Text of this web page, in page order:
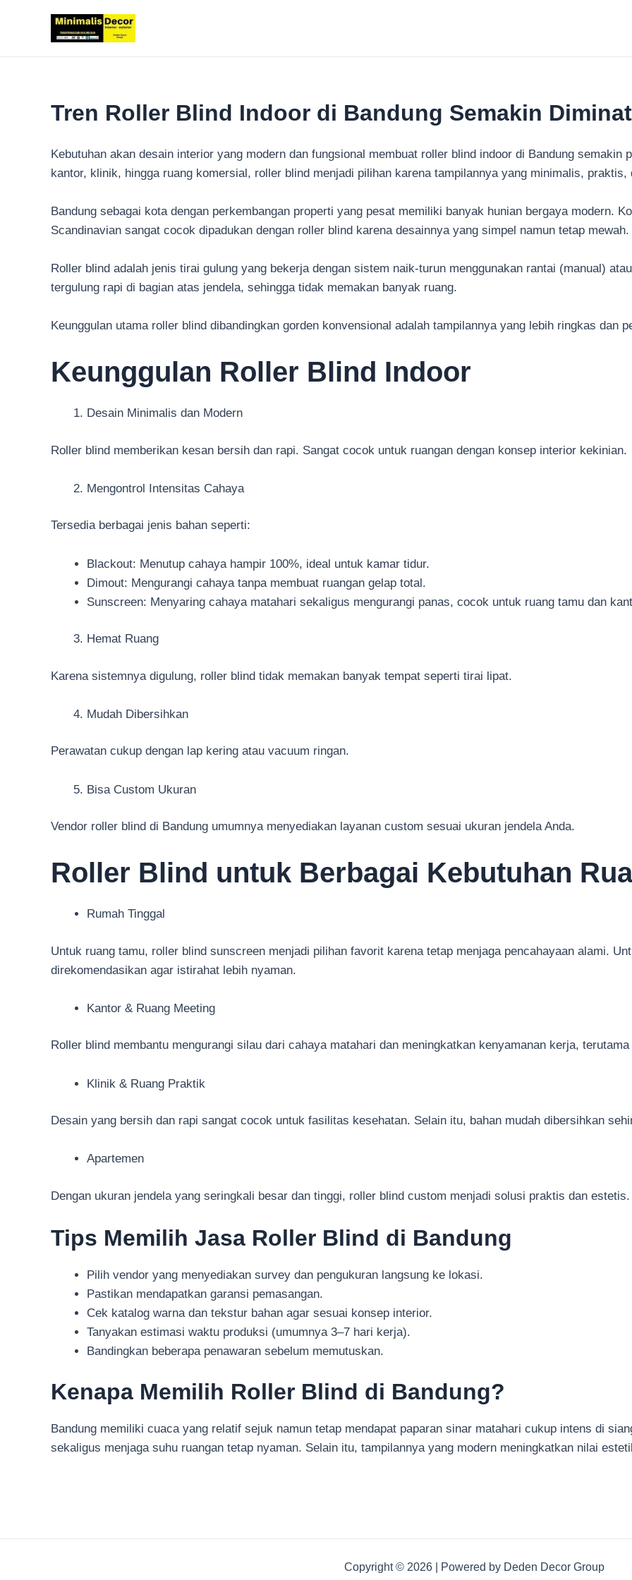
Tren Roller Blind Indoor di Bandung Semakin
Kebutuhan akan desain interior yang modern dan fungsional membuat roller blind indoor di Bandung semakin
kantor, klinik, hingga ruang komersial, roller blind menjadi pilihan karena tampilannya yang minimalis, praktis,
Bandung sebagai kota dengan perkembangan properti yang pesat memiliki banyak hunian bergaya modern.
Scandinavian sangat cocok dipadukan dengan roller blind karena desainnya yang simpel namun tetap mewah.
Roller blind adalah jenis tirai gulung yang bekerja dengan sistem naik-turun menggunakan rantai (manual)
tergulung rapi di bagian atas jendela, sehingga tidak memakan banyak ruang.
Keunggulan utama roller blind dibandingkan gorden konvensional adalah tampilannya yang lebih ringkas dan
Keunggulan Roller Blind Indoor
Desain Minimalis dan Modern
Roller blind memberikan kesan bersih dan rapi. Sangat cocok untuk ruangan dengan konsep interior kekinian.
Mengontrol Intensitas Cahaya
Tersedia berbagai jenis bahan seperti:
Blackout: Menutup cahaya hampir 100%, ideal untuk kamar tidur.
Dimout: Mengurangi cahaya tanpa membuat ruangan gelap total.
Sunscreen: Menyaring cahaya matahari sekaligus mengurangi panas, cocok untuk ruang tamu dan
Hemat Ruang
Karena sistemnya digulung, roller blind tidak memakan banyak tempat seperti tirai lipat.
Mudah Dibersihkan
Perawatan cukup dengan lap kering atau vacuum ringan.
Bisa Custom Ukuran
Vendor roller blind di Bandung umumnya menyediakan layanan custom sesuai ukuran jendela Anda.
Roller Blind untuk Berbagai Kebutuhan
Rumah Tinggal
Untuk ruang tamu, roller blind sunscreen menjadi pilihan favorit karena tetap menjaga pencahayaan alami.
direkomendasikan agar istirahat lebih nyaman.
Kantor & Ruang Meeting
Roller blind membantu mengurangi silau dari cahaya matahari dan meningkatkan kenyamanan kerja,
Klinik & Ruang Praktik
Desain yang bersih dan rapi sangat cocok untuk fasilitas kesehatan. Selain itu, bahan mudah dibersihkan
Apartemen
Dengan ukuran jendela yang seringkali besar dan tinggi, roller blind custom menjadi solusi praktis dan estetis.
Tips Memilih Jasa Roller Blind di Bandung
Pilih vendor yang menyediakan survey dan pengukuran langsung ke lokasi.
Pastikan mendapatkan garansi pemasangan.
Cek katalog warna dan tekstur bahan agar sesuai konsep interior.
Tanyakan estimasi waktu produksi (umumnya 3–7 hari kerja).
Bandingkan beberapa penawaran sebelum memutuskan.
Kenapa Memilih Roller Blind di Bandung?
Bandung memiliki cuaca yang relatif sejuk namun tetap mendapat paparan sinar matahari cukup intens di
sekaligus menjaga suhu ruangan tetap nyaman. Selain itu, tampilannya yang modern meningkatkan nilai
Copyright © 2026 | Powered by Deden Decor Group